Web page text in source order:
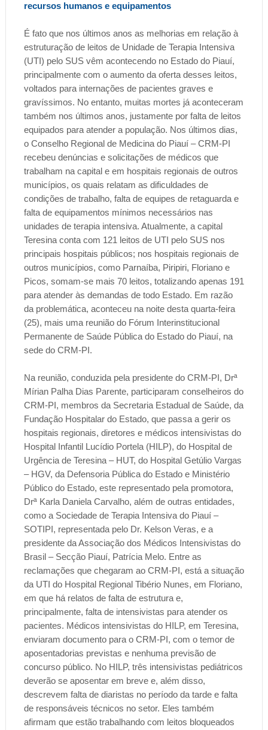
recursos humanos e equipamentos
É fato que nos últimos anos as melhorias em relação à
estruturação de leitos de Unidade de Terapia Intensiva
(UTI) pelo SUS vêm acontecendo no Estado do Piauí,
principalmente com o aumento da oferta desses leitos,
voltados para internações de pacientes graves e
gravíssimos. No entanto, muitas mortes já aconteceram
também nos últimos anos, justamente por falta de leitos
equipados para atender a população. Nos últimos dias,
o Conselho Regional de Medicina do Piauí – CRM-PI
recebeu denúncias e solicitações de médicos que
trabalham na capital e em hospitais regionais de outros
municípios, os quais relatam as dificuldades de
condições de trabalho, falta de equipes de retaguarda e
falta de equipamentos mínimos necessários nas
unidades de terapia intensiva. Atualmente, a capital
Teresina conta com 121 leitos de UTI pelo SUS nos
principais hospitais públicos; nos hospitais regionais de
outros municípios, como Parnaíba, Piripiri, Floriano e
Picos, somam-se mais 70 leitos, totalizando apenas 191
para atender às demandas de todo Estado. Em razão
da problemática, aconteceu na noite desta quarta-feira
(25), mais uma reunião do Fórum Interinstitucional
Permanente de Saúde Pública do Estado do Piauí, na
sede do CRM-PI.
Na reunião, conduzida pela presidente do CRM-PI, Drª
Mírian Palha Dias Parente, participaram conselheiros do
CRM-PI, membros da Secretaria Estadual de Saúde, da
Fundação Hospitalar do Estado, que passa a gerir os
hospitais regionais, diretores e médicos intensivistas do
Hospital Infantil Lucídio Portela (HILP), do Hospital de
Urgência de Teresina – HUT, do Hospital Getúlio Vargas
– HGV, da Defensoria Pública do Estado e Ministério
Público do Estado, este representado pela promotora,
Drª Karla Daniela Carvalho, além de outras entidades,
como a Sociedade de Terapia Intensiva do Piauí –
SOTIPI, representada pelo Dr. Kelson Veras, e a
presidente da Associação dos Médicos Intensivistas do
Brasil – Secção Piauí, Patrícia Melo. Entre as
reclamações que chegaram ao CRM-PI, está a situação
da UTI do Hospital Regional Tibério Nunes, em Floriano,
em que há relatos de falta de estrutura e,
principalmente, falta de intensivistas para atender os
pacientes. Médicos intensivistas do HILP, em Teresina,
enviaram documento para o CRM-PI, com o temor de
aposentadorias previstas e nenhuma previsão de
concurso público. No HILP, três intensivistas pediátricos
deverão se aposentar em breve e, além disso,
descrevem falta de diaristas no período da tarde e falta
de responsáveis técnicos no setor. Eles também
afirmam que estão trabalhando com leitos bloqueados